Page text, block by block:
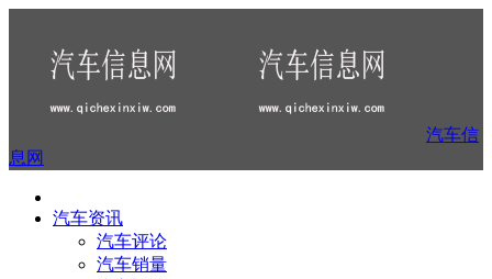
汽车信
息网
汽车资讯
汽车评论
汽车销量